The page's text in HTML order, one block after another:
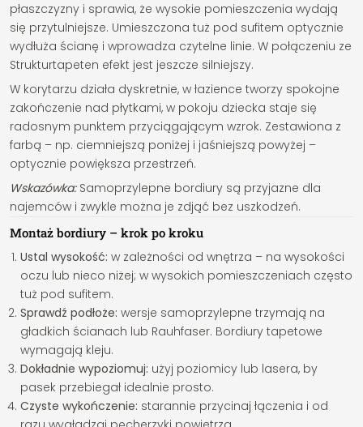
płaszczyzny i sprawia, że wysokie pomieszczenia wydają
się przytulniejsze. Umieszczona tuż pod sufitem optycznie
wydłuża ścianę i wprowadza czytelne linie. W połączeniu ze
Strukturtapeten efekt jest jeszcze silniejszy.
W korytarzu działa dyskretnie, w łazience tworzy spokojne
zakończenie nad płytkami, w pokoju dziecka staje się
radosnym punktem przyciągającym wzrok. Zestawiona z
farbą – np. ciemniejszą poniżej i jaśniejszą powyżej –
optycznie powiększa przestrzeń.
Wskazówka:Samoprzylepne bordiury są przyjazne dla
najemców i zwykle można je zdjąć bez uszkodzeń.
Montaż bordiury – krok po kroku
Ustal wysokość: w zależności od wnętrza – na wysokości
oczu lub nieco niżej; w wysokich pomieszczeniach często
tuż pod sufitem.
Sprawdź podłoże: wersje samoprzylepne trzymają na
gładkich ścianach lub Rauhfaser. Bordiury tapetowe
wymagają kleju.
Dokładnie wypoziomuj: użyj poziomicy lub lasera, by
pasek przebiegał idealnie prosto.
Czyste wykończenie: starannie przycinaj łączenia i od